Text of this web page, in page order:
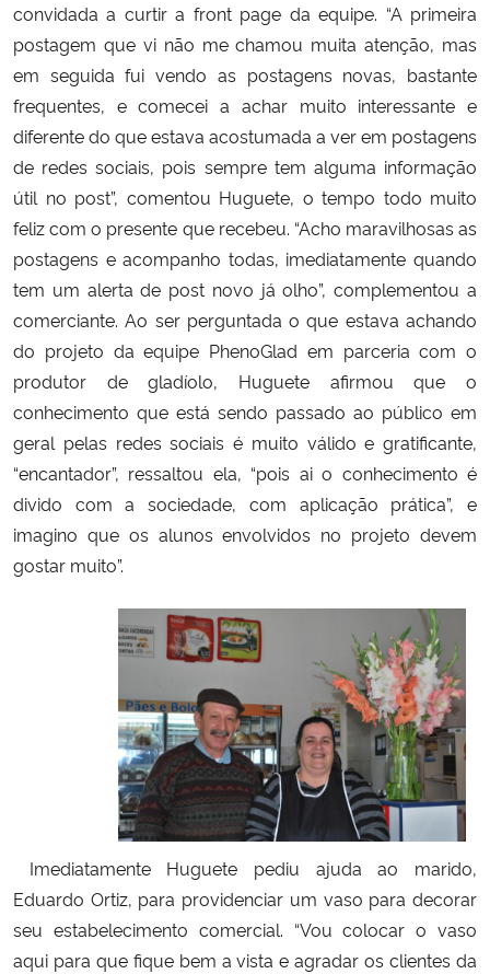
convidada a curtir a front page da equipe. “A primeira
postagem que vi não me chamou muita atenção, mas
em seguida fui vendo as postagens novas, bastante
frequentes, e comecei a achar muito interessante e
diferente do que estava acostumada a ver em postagens
de redes sociais, pois sempre tem alguma informação
útil no post”, comentou Huguete, o tempo todo muito
feliz com o presente que recebeu. “Acho maravilhosas as
postagens e acompanho todas, imediatamente quando
tem um alerta de post novo já olho”, complementou a
comerciante. Ao ser perguntada o que estava achando
do projeto da equipe PhenoGlad em parceria com o
produtor de gladíolo, Huguete afirmou que o
conhecimento que está sendo passado ao público em
geral pelas redes sociais é muito válido e gratificante,
“encantador”, ressaltou ela, “pois ai o conhecimento é
divido com a sociedade, com aplicação prática”, e
imagino que os alunos envolvidos no projeto devem
gostar muito”.
Imediatamente Huguete pediu ajuda ao marido,
Eduardo Ortiz, para providenciar um vaso para decorar
seu estabelecimento comercial. “Vou colocar o vaso
aqui para que fique bem a vista e agradar os clientes da